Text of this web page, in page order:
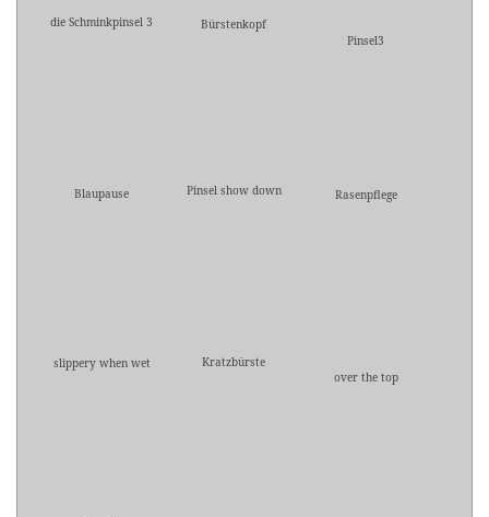
die Schminkpinsel 3
Bürstenkopf
Pinsel3
Blaupause Pinsel show down Rasenpflege
slippery when wet
Kratzbürste
over the top